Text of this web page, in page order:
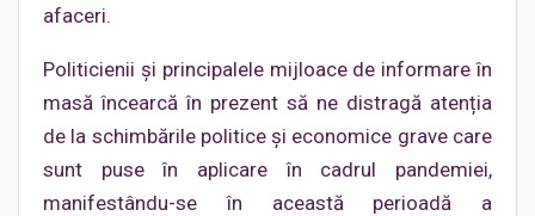
afaceri.
Politicienii și principalele mijloace de informare în
masă încearcă în prezent să ne distragă atenția
de la schimbările politice și economice grave care
sunt puse în aplicare în cadrul pandemiei,
manifestându-se în această perioadă a